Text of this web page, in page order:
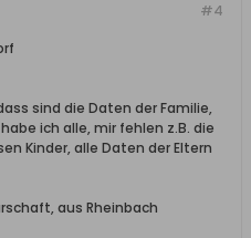
#4
sind die Daten der Familie,
ich alle, mir fehlen z.B. die
Kinder, alle Daten der Eltern
aus Rheinbach